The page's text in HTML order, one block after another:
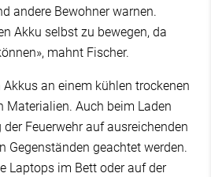
andere Bewohner warnen.
Akku selbst zu bewegen, da
mahnt Fischer.
an einem kühlen trockenen
Materialien. Auch beim Laden
Feuerwehr auf ausreichenden
Gegenständen geachtet werden.
Laptops im Bett oder auf der